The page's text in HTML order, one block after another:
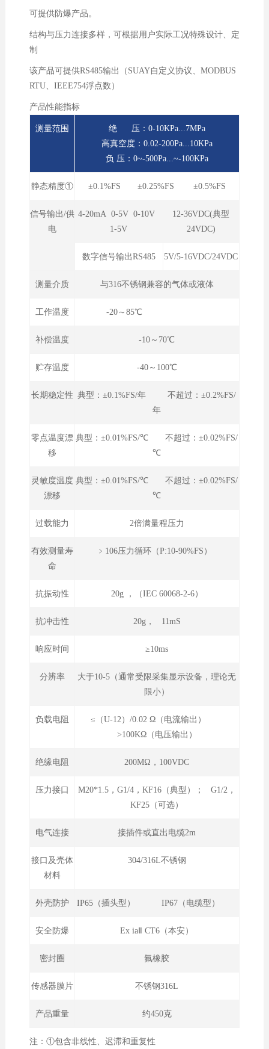
可提供防爆产品。
结构与压力连接多样，可根据用户实际工况特殊设计、定
制
该产品可提供RS485输出（SUAY自定义协议、MODBUS
RTU、IEEE754浮点数）
产品性能指标
测量范围
绝 压：0-10KPa...7MPa
高真空度：0.02-200Pa...10KPa
负 压：0~-500Pa...~-100KPa
静态精度① ±0.1%FS ±0.25%FS ±0.5%FS
信号输出/供
电
4-20mA 0-5V 0-10V
1-5V
12-36VDC(典型
24VDC)
数字信号输出RS485 5V/5-16VDC/24VDC
测量介质 与316不锈钢兼容的气体或液体
工作温度 -20～85℃
补偿温度 -10～70℃
贮存温度 -40～100℃
长期稳定性 典型：±0.1%FS/年 不超过：±0.2%FS/
年
零点温度漂
移
典型：±0.01%FS/℃ 不超过：±0.02%FS/
℃
灵敏度温度
漂移
典型：±0.01%FS/℃ 不超过：±0.02%FS/
℃
过载能力 2倍满量程压力
有效测量寿
命
﹥106压力循环（P:10-90%FS）
抗振动性 20g ，（IEC 60068-2-6）
抗冲击性 20g， 11mS
响应时间 ≥10ms
分辨率
大于10-5（通常受限采集显示设备，理论无
限小）
负载电阻
≤（U-12）/0.02 Ω（电流输出）
>100KΩ（电压输出）
绝缘电阻 200MΩ，100VDC
压力接口
M20*1.5，G1/4，KF16（典型）； G1/2，
KF25（可选）
电气连接 接插件或直出电缆2m
接口及壳体
材料
304/316L不锈钢
外壳防护 IP65（插头型） IP67（电缆型）
安全防爆 Ex iaⅡ CT6（本安）
密封圈 氟橡胶
传感器膜片 不锈钢316L
产品重量 约450克
注：①包含非线性、迟滞和重复性